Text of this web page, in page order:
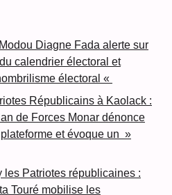
Diagne Fada alerte sur
calendrier électoral et
électoral «
Républicains à Kaolack :
de Forces Monar dénonce
et évoque un »
les Patriotes républicaines :
Touré mobilise les